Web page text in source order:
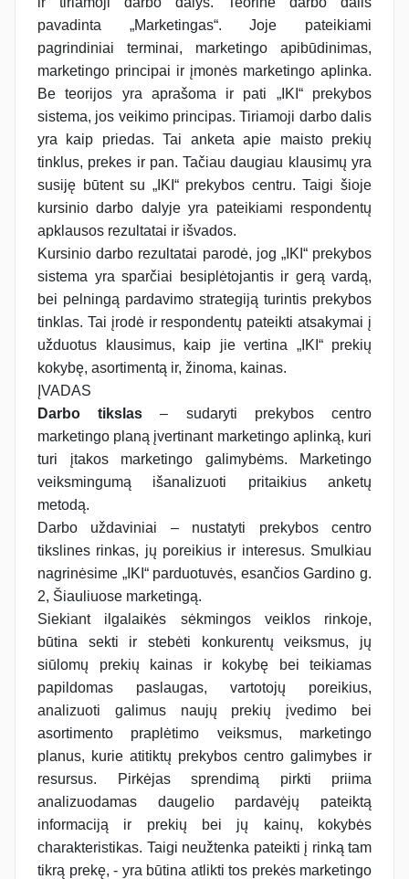
pavadinta „Marketingas“. Joje pateikiami
pagrindiniai terminai, marketingo apibūdinimas,
marketingo principai ir įmonės marketingo aplinka.
Be teorijos yra aprašoma ir pati „IKI“ prekybos
sistema, jos veikimo principas. Tiriamoji darbo dalis
yra kaip priedas. Tai anketa apie maisto prekių
tinklus, prekes ir pan. Tačiau daugiau klausimų yra
susiję būtent su „IKI“ prekybos centru. Taigi šioje
kursinio darbo dalyje yra pateikiami respondentų
apklausos rezultatai ir išvados.
Kursinio darbo rezultatai parodė, jog „IKI“ prekybos
sistema yra sparčiai besiplėtojantis ir gerą vardą,
bei pelningą pardavimo strategiją turintis prekybos
tinklas. Tai įrodė ir respondentų pateikti atsakymai į
užduotus klausimus, kaip jie vertina „IKI“ prekių
kokybę, asortimentą ir, žinoma, kainas.
ĮVADAS
Darbo tikslas – sudaryti prekybos centro
marketingo planą įvertinant marketingo aplinką, kuri
turi įtakos marketingo galimybėms. Marketingo
veiksmingumą išanalizuoti pritaikius anketų
metodą.
Darbo uždaviniai – nustatyti prekybos centro
tikslines rinkas, jų poreikius ir interesus. Smulkiau
nagrinėsime „IKI“ parduotuvės, esančios Gardino g.
2, Šiauliuose marketingą.
Siekiant ilgalaikės sėkmingos veiklos rinkoje,
būtina sekti ir stebėti konkurentų veiksmus, jų
siūlomų prekių kainas ir kokybę bei teikiamas
papildomas paslaugas, vartotojų poreikius,
analizuoti galimus naujų prekių įvedimo bei
asortimento praplėtimo veiksmus, marketingo
planus, kurie atitiktų prekybos centro galimybes ir
resursus. Pirkėjas sprendimą pirkti priima
analizuodamas daugelio pardavėjų pateiktą
informaciją ir prekių bei jų kainų, kokybės
charakteristikas. Taigi neužtenka pateikti į rinką tam
tikrą prekę, - yra būtina atlikti tos prekės marketingo